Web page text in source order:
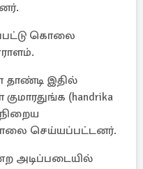
கொலை
தாண்டி இதில்
(handrika
நிறைய
செய்யப்பட்டனர்.
அடிப்படையில்